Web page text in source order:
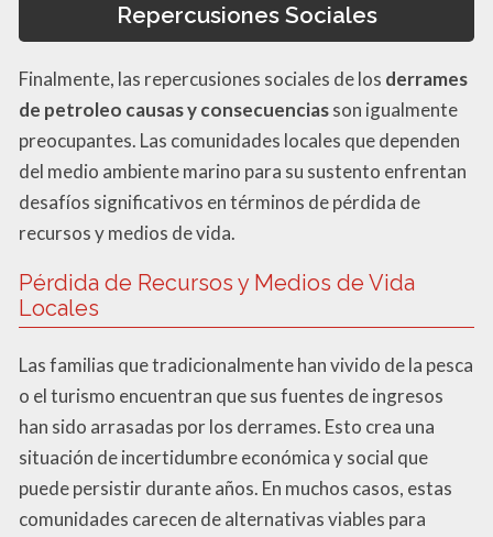
Repercusiones Sociales
Finalmente, las repercusiones sociales de los derrames
de petroleo causas y consecuenciasson igualmente
preocupantes. Las comunidades locales que dependen
del medio ambiente marino para su sustento enfrentan
desafíos significativos en términos de pérdida de
recursos y medios de vida.
Pérdida de Recursos y Medios de Vida
Locales
Las familias que tradicionalmente han vivido de la pesca
o el turismo encuentran que sus fuentes de ingresos
han sido arrasadas por los derrames. Esto crea una
situación de incertidumbre económica y social que
puede persistir durante años. En muchos casos, estas
comunidades carecen de alternativas viables para